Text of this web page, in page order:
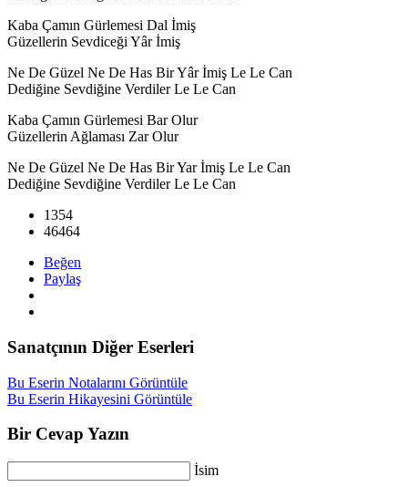
Kaba Çamın Gürlemesi Dal İmiş
Güzellerin Sevdiceği Yâr İmiş
Ne De Güzel Ne De Has Bir Yâr İmiş Le Le Can
Dediğine Sevdiğine Verdiler Le Le Can
Kaba Çamın Gürlemesi Bar Olur
Güzellerin Ağlaması Zar Olur
Ne De Güzel Ne De Has Bir Yar İmiş Le Le Can
Dediğine Sevdiğine Verdiler Le Le Can
1354
46464
Beğen
Paylaş
Sanatçının Diğer Eserleri
Bu Eserin Notalarını Görüntüle
Bu Eserin Hikayesini Görüntüle
Bir Cevap Yazın
İsim